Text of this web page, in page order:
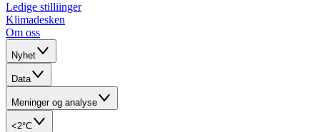
Ledige stilliinger
Klimadesken
Om oss
Nyhet
Data
Meninger og analyse
<2°C